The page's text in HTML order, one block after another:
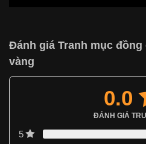
Đánh giá Tranh mục
vàng
0.0
ĐÁNH GIÁ
5